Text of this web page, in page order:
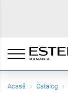
Acasă Catalog